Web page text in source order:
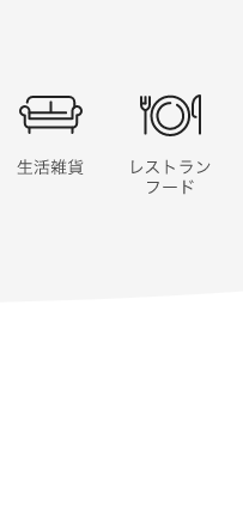
ファッショングッズ
生活雑貨